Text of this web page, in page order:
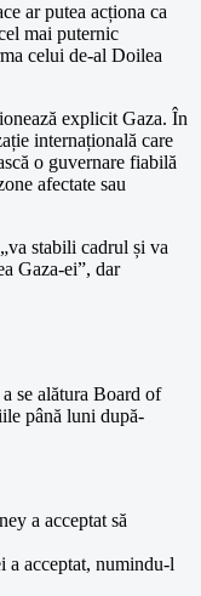
ar putea acționa ca
mai puternic
celui de-al Doilea
explicit Gaza. În
internațională care
o guvernare fiabilă
afectate sau
stabili cadrul și va
Gaza-ei”, dar
se alătura Board of
până luni după-
a acceptat să
a acceptat, numindu-l